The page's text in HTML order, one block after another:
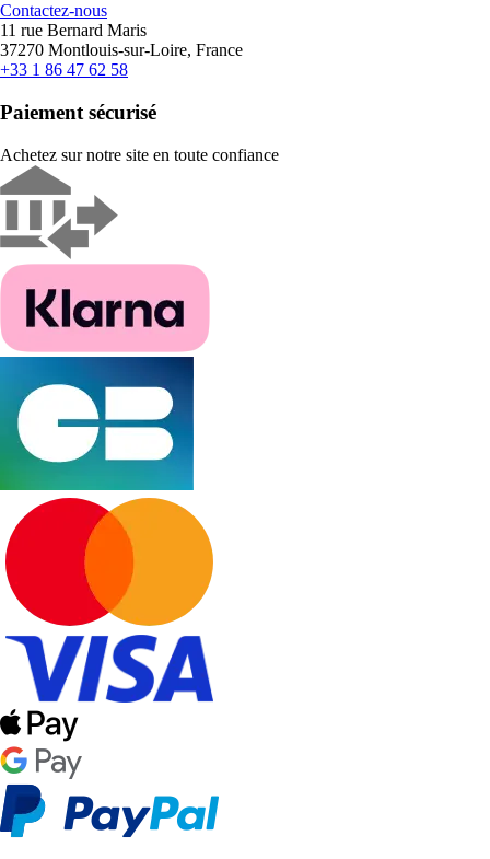
Contactez-nous
11 rue Bernard Maris
37270 Montlouis-sur-Loire, France
+33 1 86 47 62 58
Paiement sécurisé
Achetez sur notre site en toute confiance